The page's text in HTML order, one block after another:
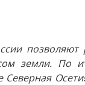
земли. По
Северная